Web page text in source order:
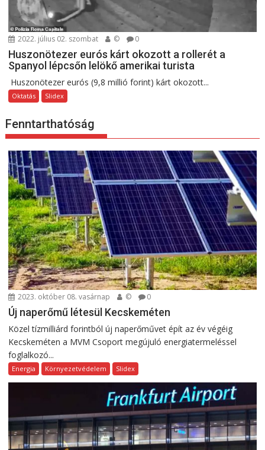
2022. július 02. szombat © 0
Huszonötezer eurós kárt okozott a rollerét a
Spanyol lépcsőn lelökő amerikai turista
Huszonötezer eurós (9,8 millió forint) kárt okozott...
Oktatás Slidex
Fenntarthatóság
2023. október 08. vasárnap © 0
Új naperőmű létesül Kecskeméten
Közel tízmilliárd forintból új naperőművet épít az év végéig
Kecskeméten a MVM Csoport megújuló energiatermeléssel
foglalkozó...
Energia Környezetvédelem Slidex